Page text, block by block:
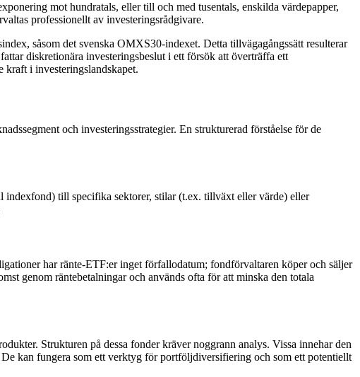
mot hundratals, eller till och med tusentals, enskilda värdepapper,
professionellt av investeringsrådgivare.
såsom det svenska OMXS30-indexet. Detta tillvägagångssätt resulterar
diskretionära investeringsbeslut i ett försök att överträffa ett
i investeringslandskapet.
och investeringsstrategier. En strukturerad förståelse för de
indexfond) till specifika sektorer, stilar (t.ex. tillväxt eller värde) eller
har ränte-ETF:er inget förfallodatum; fondförvaltaren köper och säljer
genom räntebetalningar och används ofta för att minska den totala
Strukturen på dessa fonder kräver noggrann analys. Vissa innehar den
kan fungera som ett verktyg för portföljdiversifiering och som ett potentiellt